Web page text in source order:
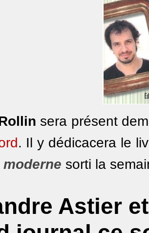
sera présent
. Il y dédicacera le
sorti la
Astier